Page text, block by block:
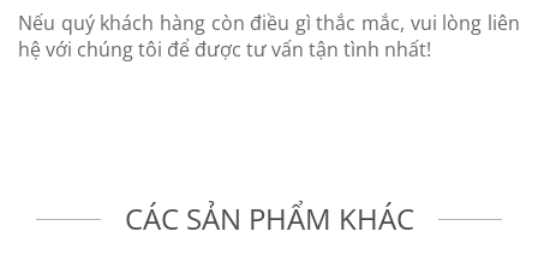
Nếu quý khách hàng còn điều gì thắc mắc, vui lòng liên
hệ với chúng tôi để được tư vấn tận tình nhất!
CÁC SẢN PHẨM KHÁC